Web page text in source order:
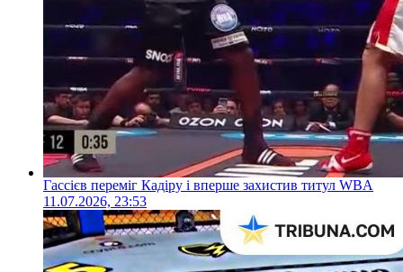
Гассієв переміг Кадіру і вперше захистив титул WBA
11.07.2026, 23:53